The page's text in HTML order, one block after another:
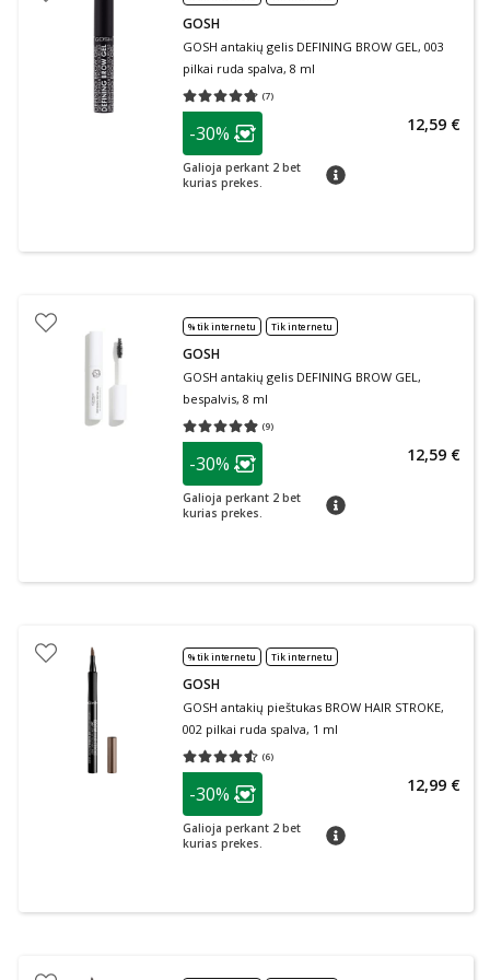
GOSH
GOSH antakių gelis DEFINING BROW GEL, 003
pilkai ruda spalva, 8 ml
(7)
Vidutinis įvertinimas 4.71
patarimas
Lojalumo klubo narių nuolaida
-30%
Galioja perkant 2 bet
kurias prekes.
patarimas
12,59 €
% tik internetu Tik internetu
GOSH
GOSH antakių gelis DEFINING BROW GEL,
bespalvis, 8 ml
(9)
Vidutinis įvertinimas 4.89
patarimas
Lojalumo klubo narių nuolaida
-30%
Galioja perkant 2 bet
kurias prekes.
patarimas
12,59 €
% tik internetu Tik internetu
GOSH
GOSH antakių pieštukas BROW HAIR STROKE,
002 pilkai ruda spalva, 1 ml
(6)
Vidutinis įvertinimas 4.50
patarimas
Lojalumo klubo narių nuolaida
-30%
Galioja perkant 2 bet
kurias prekes.
patarimas
12,99 €